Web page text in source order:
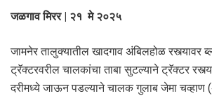
जळगाव मिरर | २१ मे २०२५
जामनेर तालुक्यातील खादगाव अंबिलहोळ रस्त्यावर
ट्रॅक्टरवरील चालकांचा ताबा सुटल्याने ट्रॅक्टर
दरीमध्ये जाऊन पडल्याने चालक गुलाब जेमा चव्हाण